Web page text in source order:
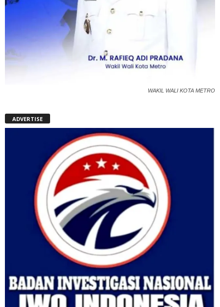
WAKIL WALI KOTA METRO
ADVERTISE